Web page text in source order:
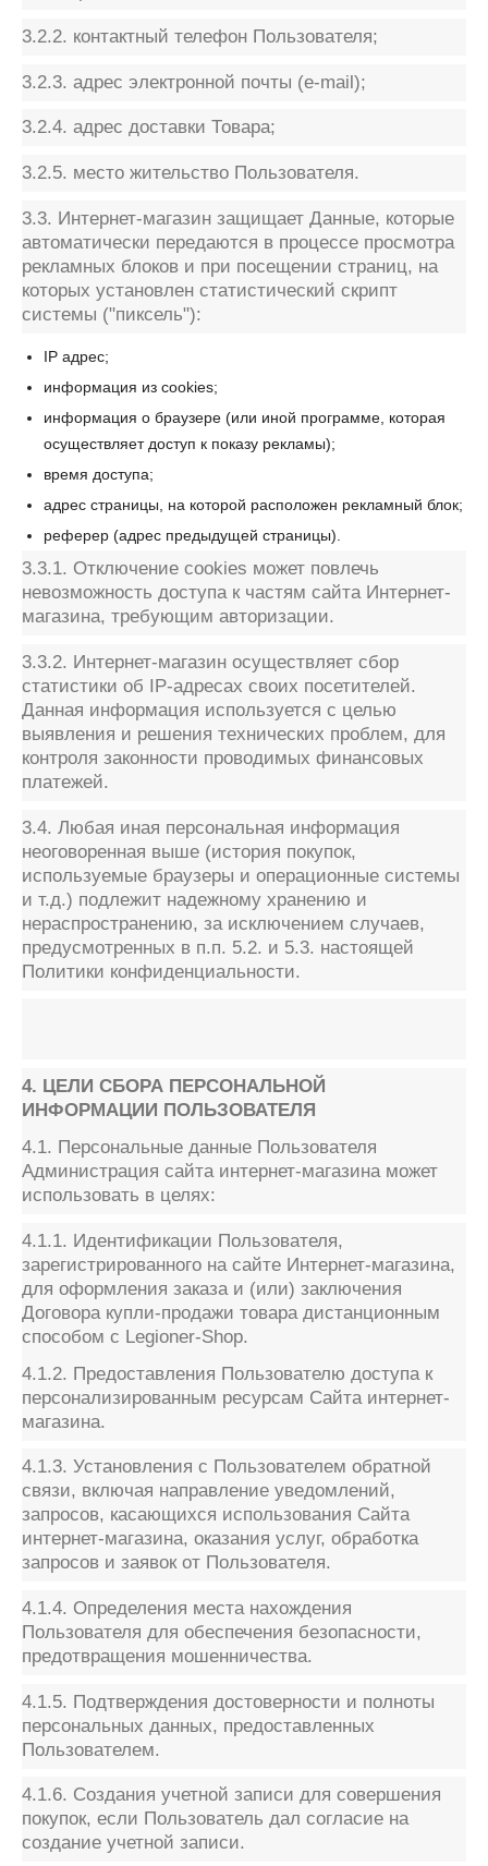
3.2.2. контактный телефон Пользователя;
3.2.3. адрес электронной почты (e-mail);
3.2.4. адрес доставки Товара;
3.2.5. место жительство Пользователя.
3.3. Интернет-магазин защищает Данные, которые
автоматически передаются в процессе просмотра
рекламных блоков и при посещении страниц, на
которых установлен статистический скрипт
системы ("пиксель"):
IP адрес;
информация из cookies;
информация о браузере (или иной программе, которая
осуществляет доступ к показу рекламы);
время доступа;
адрес страницы, на которой расположен рекламный блок;
реферер (адрес предыдущей страницы).
3.3.1. Отключение cookies может повлечь
невозможность доступа к частям сайта Интернет-
магазина, требующим авторизации.
3.3.2. Интернет-магазин осуществляет сбор
статистики об IP-адресах своих посетителей.
Данная информация используется с целью
выявления и решения технических проблем, для
контроля законности проводимых финансовых
платежей.
3.4. Любая иная персональная информация
неоговоренная выше (история покупок,
используемые браузеры и операционные системы
и т.д.) подлежит надежному хранению и
нераспространению, за исключением случаев,
предусмотренных в п.п. 5.2. и 5.3. настоящей
Политики конфиденциальности.
4. ЦЕЛИ СБОРА ПЕРСОНАЛЬНОЙ
ИНФОРМАЦИИ ПОЛЬЗОВАТЕЛЯ
4.1. Персональные данные Пользователя
Администрация сайта интернет-магазина может
использовать в целях:
4.1.1. Идентификации Пользователя,
зарегистрированного на сайте Интернет-магазина,
для оформления заказа и (или) заключения
Договора купли-продажи товара дистанционным
способом с Legioner-Shop.
4.1.2. Предоставления Пользователю доступа к
персонализированным ресурсам Сайта интернет-
магазина.
4.1.3. Установления с Пользователем обратной
связи, включая направление уведомлений,
запросов, касающихся использования Сайта
интернет-магазина, оказания услуг, обработка
запросов и заявок от Пользователя.
4.1.4. Определения места нахождения
Пользователя для обеспечения безопасности,
предотвращения мошенничества.
4.1.5. Подтверждения достоверности и полноты
персональных данных, предоставленных
Пользователем.
4.1.6. Создания учетной записи для совершения
покупок, если Пользователь дал согласие на
создание учетной записи.